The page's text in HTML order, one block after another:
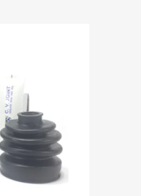
to Wishlist
to Compare